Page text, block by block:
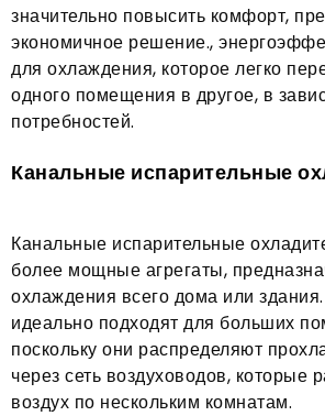
значительно повысить комфорт,
экономичное решение.,
для охлаждения, которое легко
одного помещения в другое, в
потребностей.
Канальные испарительные
Канальные испарительные
более мощные агрегаты,
охлаждения всего дома или
идеально подходят для больших
поскольку они распределяют
через сеть воздуховодов, которые
воздух по нескольким комнатам.